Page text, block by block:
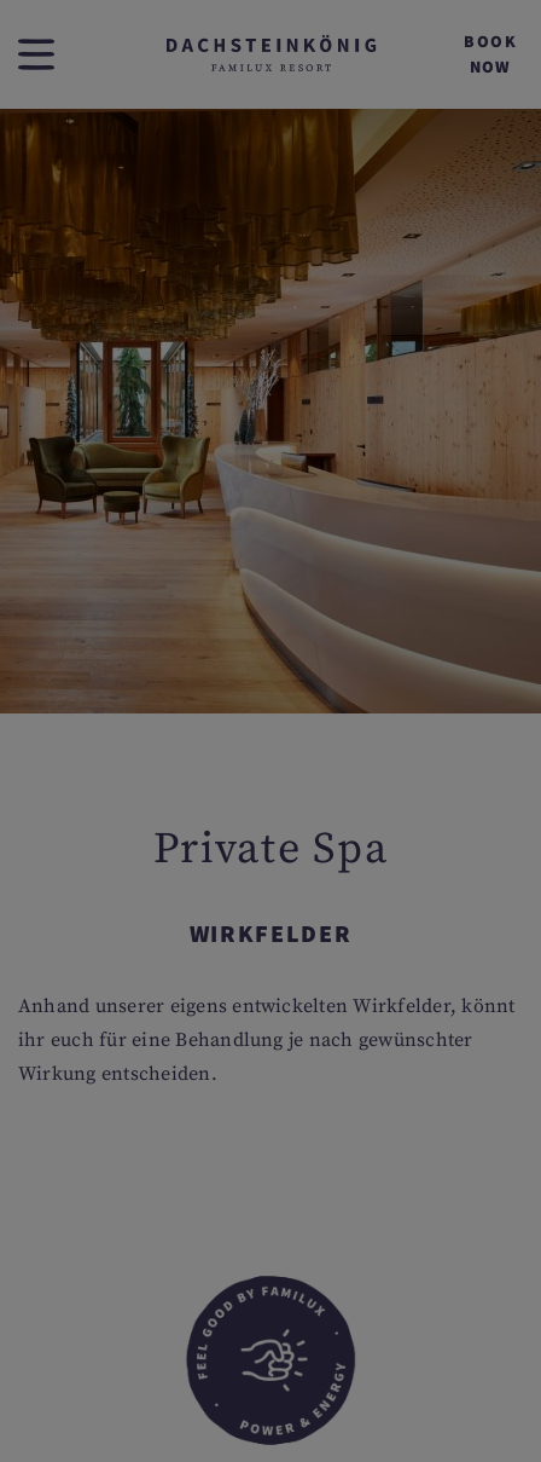
BOOK
NOW
Private Spa
WIRKFELDER
Anhand unserer eigens entwickelten Wirkfelder, könnt
ihr euch für eine Behandlung je nach gewünschter
Wirkung entscheiden.